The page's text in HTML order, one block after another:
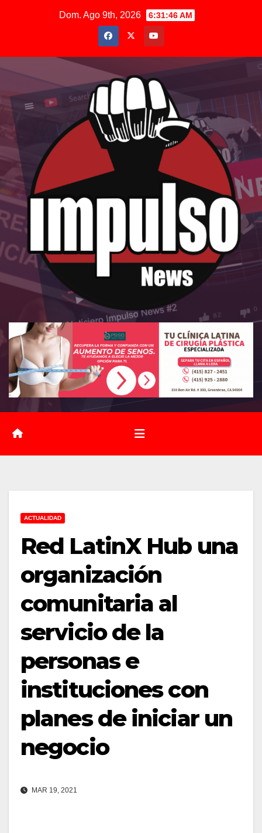
Dom. Ago 9th, 2026 6:31:48 AM
ACTUALIDAD
Red LatinX Hub una
organización
comunitaria al
servicio de la
personas e
instituciones con
planes de iniciar un
negocio
MAR 19, 2021